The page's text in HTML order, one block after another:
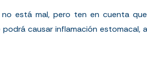
está mal, pero ten en cuenta
causar inflamación